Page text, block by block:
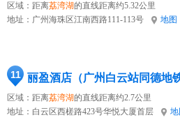
区域：距离荔湾湖的直线距离约5.32公里
地址： 广州海珠区江南西路111-113号 地图
11 丽盈酒店（广州白云站同德地
区域：距离荔湾湖的直线距离约2.7公里
地址： 白云区西槎路423号华悦大厦首层